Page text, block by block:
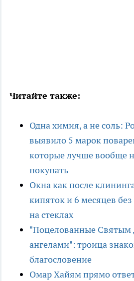
Читайте также:
Одна химия, а не соль:
выявило 5 марок
которые лучше вообще
покупать
Окна как после
кипяток и 6 месяцев
на стеклах
"Поцелованные Святым
ангелами": троица
благословение
Омар Хайям прямо